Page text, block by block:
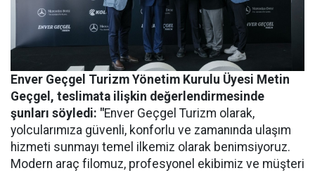
Enver Geçgel Turizm Yönetim Kurulu Üyesi Metin
Geçgel , teslimata ilişkin değerlendirmesinde
şunları söyledi: "Enver Geçgel Turizm olarak,
yolcularımıza güvenli, konforlu ve zamanında ulaşım
hizmeti sunmayı temel ilkemiz olarak benimsiyoruz.
Modern araç filomuz, profesyonel ekibimiz ve müşteri